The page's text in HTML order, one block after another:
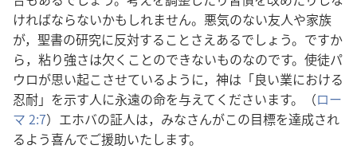
ければならないかもしれません。悪気のない友人や家族
が，聖書の研究に反対することさえあるでしょう。ですか
ら，粘り強さは欠くことのできないものなのです。使徒パ
ウロが思い起こさせているように，神は「良い業における
忍耐」を示す人に永遠の命を与えてくださいます。（ロー
マ 2:7）エホバの証人は，みなさんがこの目標を達成され
るよう喜んでご援助いたします。